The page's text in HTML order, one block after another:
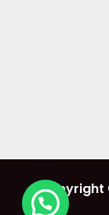
Copyright